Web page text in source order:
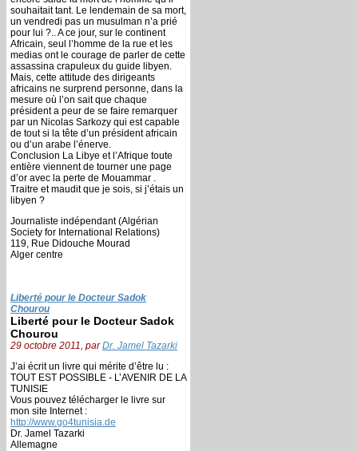
souhaitait tant. Le lendemain de sa mort,
un vendredi pas un musulman n’a prié
pour lui ?.. A ce jour, sur le continent
Africain, seul l’homme de la rue et les
medias ont le courage de parler de cette
assassina crapuleux du guide libyen.
Mais, cette attitude des dirigeants
africains ne surprend personne, dans la
mesure où l’on sait que chaque
président a peur de se faire remarquer
par un Nicolas Sarkozy qui est capable
de tout si la tête d’un président africain
ou d’un arabe l’énerve.
Conclusion La Libye et l’Afrique toute
entière viennent de tourner une page
d’or avec la perte de Mouammar .
Traitre et maudit que je sois, si j’étais un
libyen ?
Journaliste indépendant (Algérian
Society for International Relations)
119, Rue Didouche Mourad
Alger centre
Liberté pour le Docteur Sadok
Chourou
Liberté pour le Docteur Sadok
Chourou
29 octobre 2011, parDr. Jamel Tazarki
J’ai écrit un livre qui mérite d’être lu :
TOUT EST POSSIBLE - L’AVENIR DE LA
TUNISIE
Vous pouvez télécharger le livre sur
mon site Internet :
http://www.go4tunisia.de
Dr. Jamel Tazarki
Allemagne